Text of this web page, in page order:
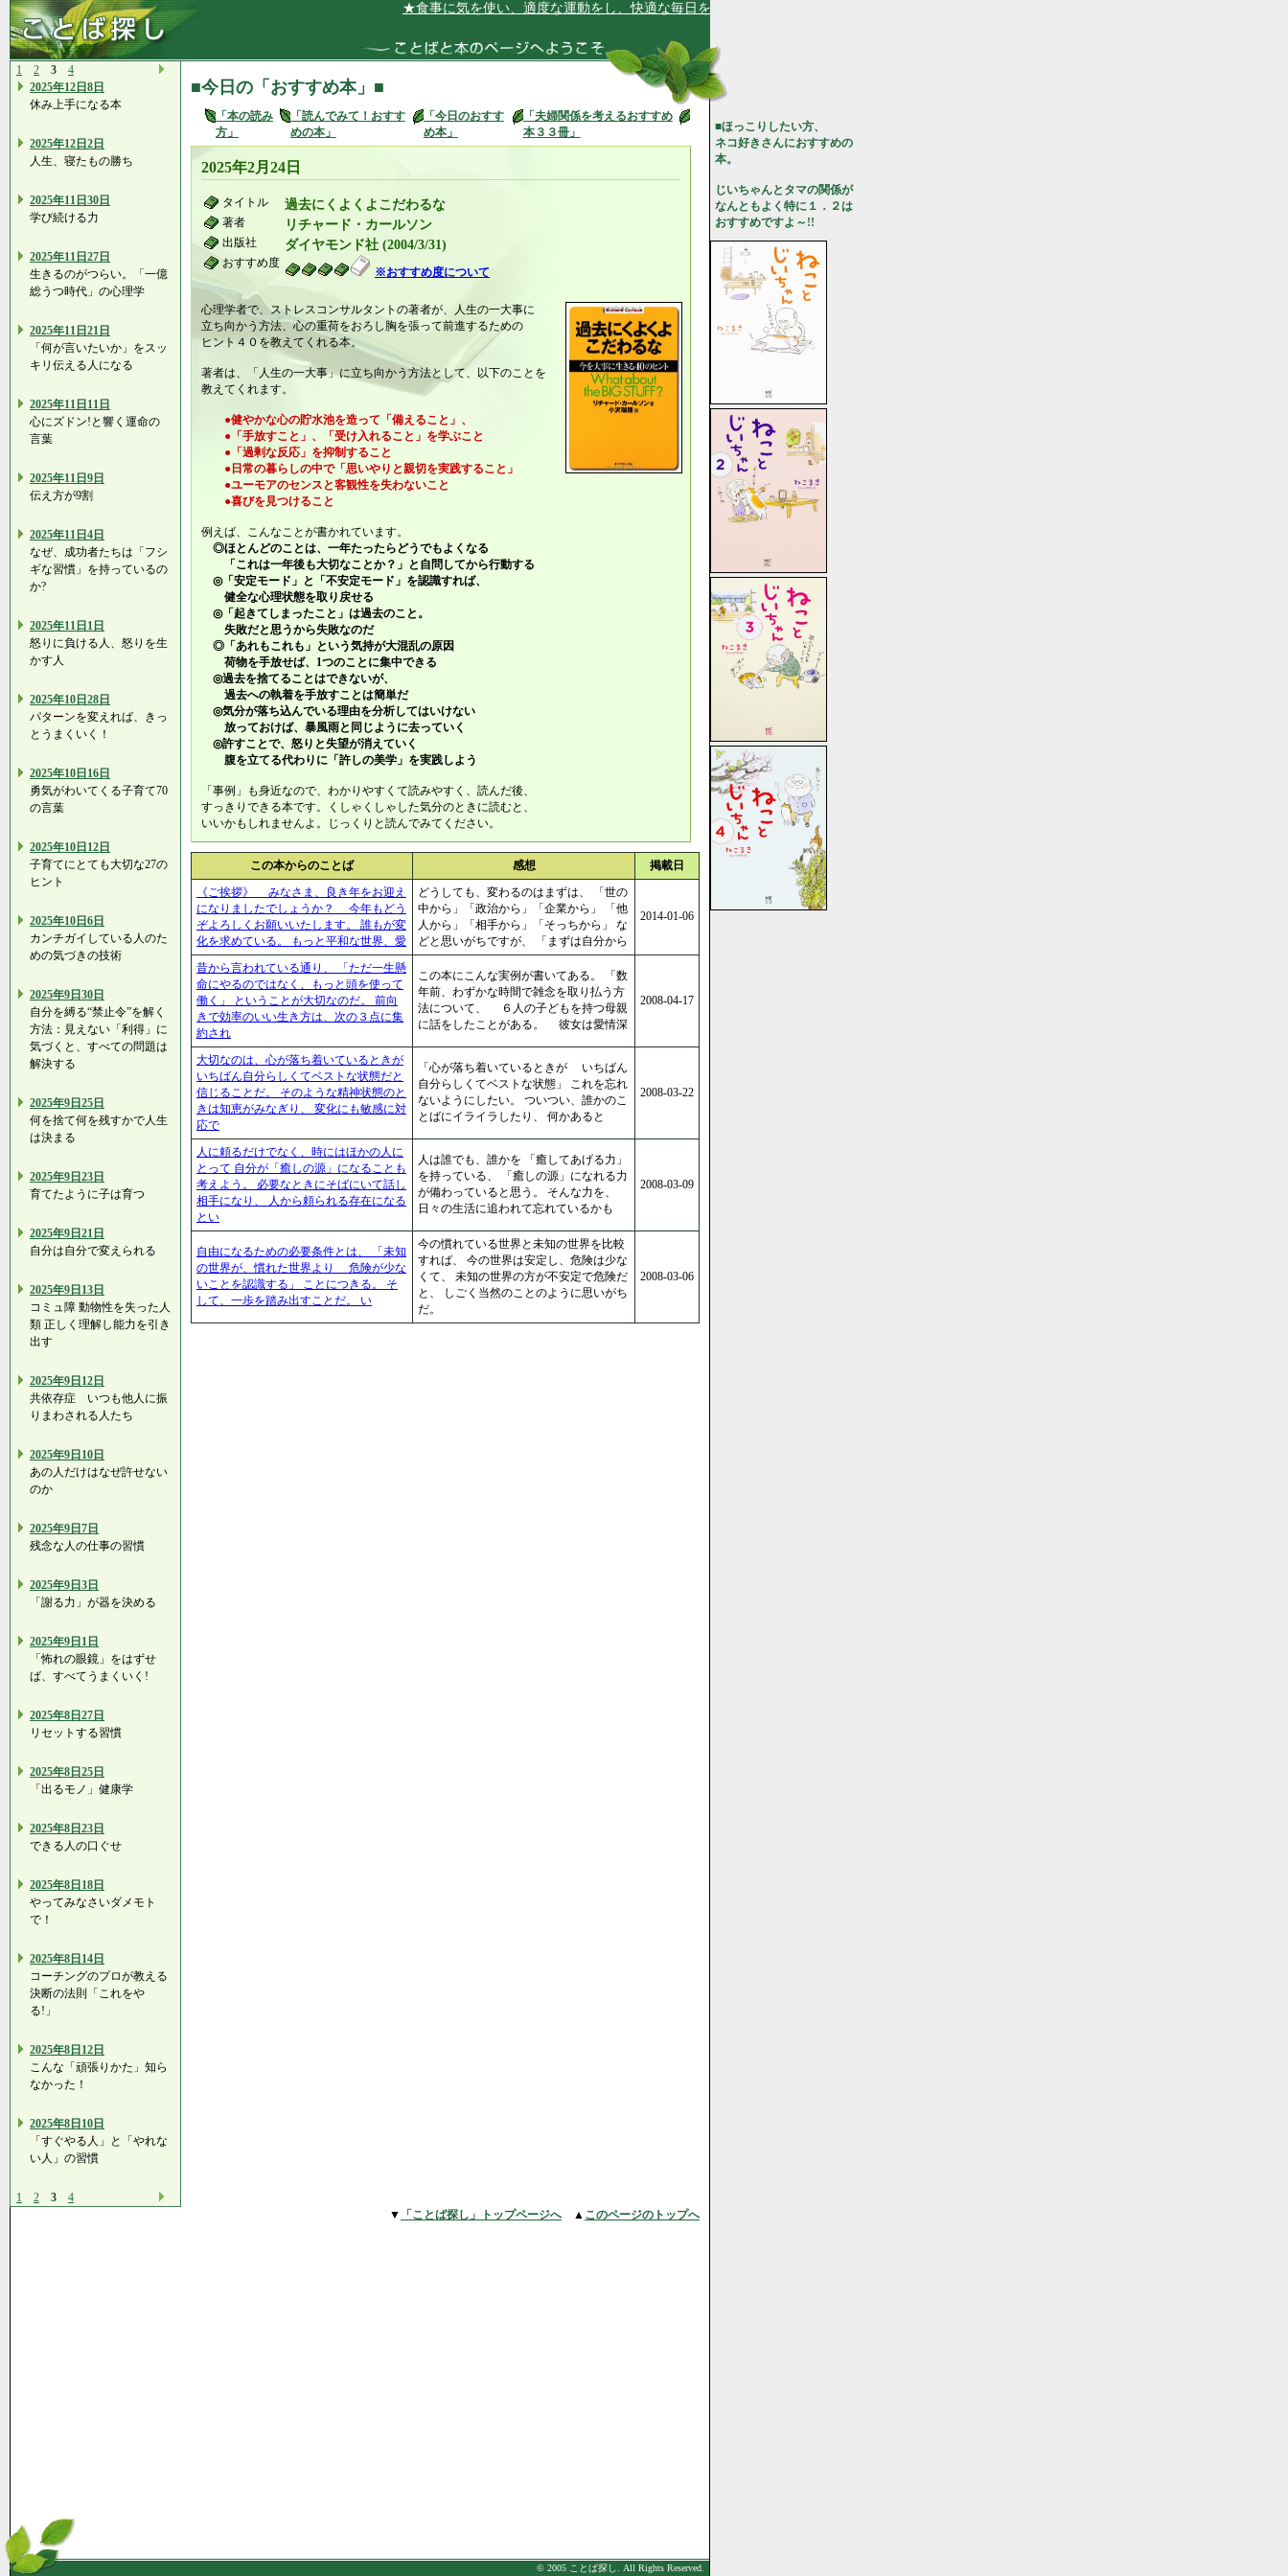
★食事に気を使い、適度な運動をし、快適な毎日を送っています★
1 2 3
4
2025年12日8日
休み上手になる本
2025年12日2日
人生、寝たもの勝ち
2025年11日30日
学び続ける力
2025年11日27日
生きるのがつらい。「一億
総うつ時代」の心理学
2025年11日21日
「何が言いたいか」をスッ
キリ伝える人になる
2025年11日11日
心にズドン!と響く運命の
言葉
2025年11日9日
伝え方が9割
2025年11日4日
なぜ、成功者たちは「フシ
ギな習慣」を持っているの
か?
2025年11日1日
怒りに負ける人、怒りを生
かす人
2025年10日28日
パターンを変えれば、きっ
とうまくいく！
2025年10日16日
勇気がわいてくる子育て70
の言葉
2025年10日12日
子育てにとても大切な27の
ヒント
2025年10日6日
カンチガイしている人のた
めの気づきの技術
2025年9日30日
自分を縛る“禁止令”を解く
方法：見えない「利得」に
気づくと、すべての問題は
解決する
2025年9日25日
何を捨て何を残すかで人生
は決まる
2025年9日23日
育てたように子は育つ
2025年9日21日
自分は自分で変えられる
2025年9日13日
コミュ障 動物性を失った人
類 正しく理解し能力を引き
出す
2025年9日12日
共依存症 いつも他人に振
りまわされる人たち
2025年9日10日
あの人だけはなぜ許せない
のか
2025年9日7日
残念な人の仕事の習慣
2025年9日3日
「謝る力」が器を決める
2025年9日1日
「怖れの眼鏡」をはずせ
ば、すべてうまくいく!
2025年8日27日
リセットする習慣
2025年8日25日
「出るモノ」健康学
2025年8日23日
できる人の口ぐせ
2025年8日18日
やってみなさいダメモト
で！
2025年8日14日
コーチングのプロが教える
決断の法則「これをや
る!」
2025年8日12日
こんな「頑張りかた」知ら
なかった！
2025年8日10日
「すぐやる人」と「やれな
い人」の習慣
1 2 3 4
■今日の「おすすめ本」■
「本の読み
方」
「読んでみて！おすす
めの本」
「今日のおすす
め本」
「夫婦関係を考えるおすすめ
本３３冊」
2025年2月24日
タイトル 過去にくよくよこだわるな
著者 リチャード・カールソン
出版社 ダイヤモンド社 (2004/3/31)
おすすめ度
※おすすめ度について
心理学者で、ストレスコンサルタントの著者が、人生の一大事に
立ち向かう方法、心の重荷をおろし胸を張って前進するための
ヒント４０を教えてくれる本。
著者は、「人生の一大事」に立ち向かう方法として、以下のことを
教えてくれます。
●健やかな心の貯水池を造って「備えること」、
●「手放すこと」、「受け入れること」を学ぶこと
●「過剰な反応」を抑制すること
●日常の暮らしの中で「思いやりと親切を実践すること」
●ユーモアのセンスと客観性を失わないこと
●喜びを見つけること
例えば、こんなことが書かれています。
◎ほとんどのことは、一年たったらどうでもよくなる
「これは一年後も大切なことか？」と自問してから行動する
◎「安定モード」と「不安定モード」を認識すれば、
健全な心理状態を取り戻せる
◎「起きてしまったこと」は過去のこと。
失敗だと思うから失敗なのだ
◎「あれもこれも」という気持が大混乱の原因
荷物を手放せば、1つのことに集中できる
◎過去を捨てることはできないが、
過去への執着を手放すことは簡単だ
◎気分が落ち込んでいる理由を分析してはいけない
放っておけば、暴風雨と同じように去っていく
◎許すことで、怒りと失望が消えていく
腹を立てる代わりに「許しの美学」を実践しよう
「事例」も身近なので、わかりやすくて読みやすく、読んだ後、
すっきりできる本です。くしゃくしゃした気分のときに読むと、
いいかもしれませんよ。じっくりと読んでみてください。
この本からのことば 感想
掲載日
《ご挨拶》 みなさま、良き年をお迎え
になりましたでしょうか？ 今年もどう
ぞよろしくお願いいたします。 誰もが変
化を求めている。 もっと平和な世界、愛
どうしても、変わるのはまずは、 「世の
中から」「政治から」「企業から」 「他
人から」「相手から」「そっちから」 な
どと思いがちですが、 「まずは自分から
2014-01-06
昔から言われている通り、 「ただ一生懸
命にやるのではなく、もっと頭を使って
働く」 ということが大切なのだ。 前向
きで効率のいい生き方は、次の３点に集
約され
この本にこんな実例が書いてある。 「数
年前、わずかな時間で雑念を取り払う方
法について、 ６人の子どもを持つ母親
に話をしたことがある。 彼女は愛情深
2008-04-17
大切なのは、心が落ち着いているときが
いちばん自分らしくてベストな状態だと
信じることだ。 そのような精神状態のと
きは知恵がみなぎり、 変化にも敏感に対
応で
「心が落ち着いているときが いちばん
自分らしくてベストな状態」 これを忘れ
ないようにしたい。 ついつい、誰かのこ
とばにイライラしたり、 何かあると
2008-03-22
人に頼るだけでなく、時にはほかの人に
とって 自分が「癒しの源」になることも
考えよう。 必要なときにそばにいて話し
相手になり、 人から頼られる存在になる
とい
人は誰でも、誰かを 「癒してあげる力」
を持っている、 「癒しの源」になれる力
が備わっていると思う。 そんな力を、
日々の生活に追われて忘れているかも
2008-03-09
自由になるための必要条件とは、 「未知
の世界が、慣れた世界より 危険が少な
いことを認識する」 ことにつきる。 そ
して、一歩を踏み出すことだ。 い
今の慣れている世界と未知の世界を比較
すれば、 今の世界は安定し、危険は少な
くて、 未知の世界の方が不安定で危険だ
と、 しごく当然のことのように思いがち
だ。
2008-03-06
■ほっこりしたい方、
ネコ好きさんにおすすめの
本。
じいちゃんとタマの関係が
なんともよく特に１．２は
おすすめですよ～!!
▼ 「ことば探し」トップページへ▲ このページのトップへ
© 2005 ことば探し. All Rights Reserved.